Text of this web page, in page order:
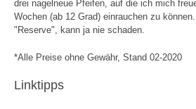
drei nagelneue Pfeifen, auf die ich mich
Wochen (ab 12 Grad) einrauchen zu
"Reserve", kann ja nie schaden.
*Alle Preise ohne Gewähr, Stand 02-2020
Linktipps